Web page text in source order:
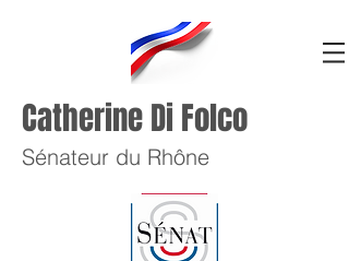
Catherine Di Folco
Sénateur du Rhône